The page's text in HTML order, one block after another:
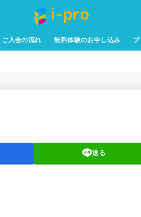
ご入会の流れ 無料体験のお申し込み
送る